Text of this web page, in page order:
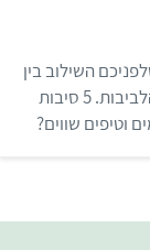
השילוב בין
הנוזלים לבין הקמח או הקורנפלור "מדביק" את הלביבות. 5 סיבות
וטיפים שווים?